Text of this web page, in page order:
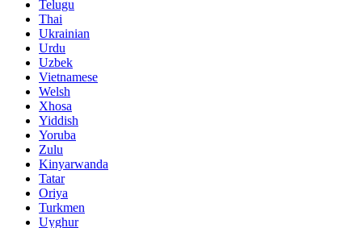
Telugu
Thai
Ukrainian
Urdu
Uzbek
Vietnamese
Welsh
Xhosa
Yiddish
Yoruba
Zulu
Kinyarwanda
Tatar
Oriya
Turkmen
Uyghur